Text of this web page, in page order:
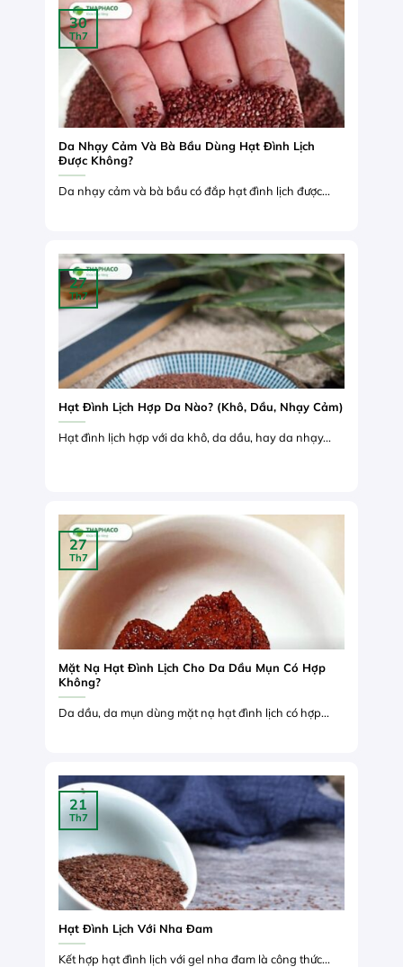
Da Nhạy Cảm Và Bà Bầu Dùng Hạt Đình Lịch
Được Không?
Da nhạy cảm và bà bầu có đắp hạt đình lịch được...
30
Th7
Hạt Đình Lịch Hợp Da Nào? (Khô, Dầu, Nhạy Cảm)
Hạt đình lịch hợp với da khô, da dầu, hay da nhạy...
27
Th7
Mặt Nạ Hạt Đình Lịch Cho Da Dầu Mụn Có Hợp
Không?
Da dầu, da mụn dùng mặt nạ hạt đình lịch có hợp...
27
Th7
Hạt Đình Lịch Với Nha Đam
Kết hợp hạt đình lịch với gel nha đam là công thức...
21
Th7